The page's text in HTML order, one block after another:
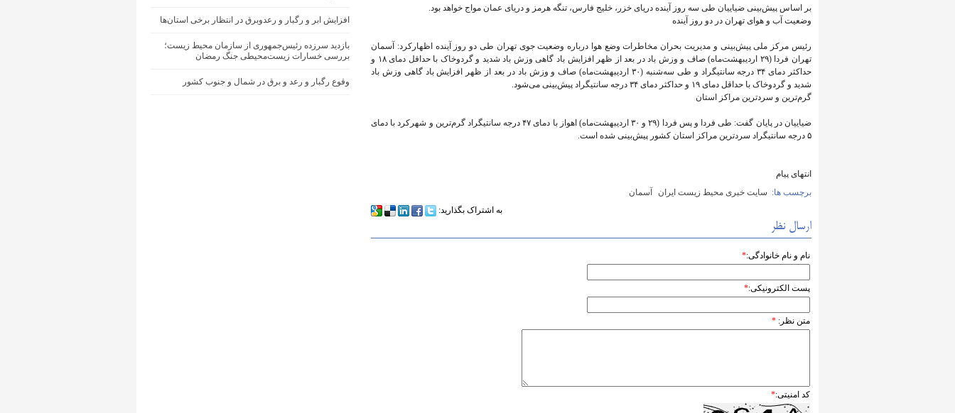
بر اساس پیش‌بینی ضیاییان طی سه روز آینده دریای خزر، خلیج فارس، تنگه هرمز و دریای عمان مواج خواهد بود.
وضعیت آب و هوای تهران در دو روز آینده
رئیس مرکز ملی پیش‌بینی و مدیریت بحران مخاطرات وضع هوا درباره وضعیت جوی تهران طی دو روز آینده اظهارکرد: آسمان
تهران فردا (۲۹ اردیبهشت‌ماه) صاف و وزش باد در بعد از ظهر افزایش باد گاهی وزش باد شدید و گردوخاک با حداقل دمای ۱۸ و
حداکثر دمای ۳۴ درجه سانتیگراد و طی ‌سه‌شنبه (۳۰ اردیبهشت‌ماه) صاف و وزش باد در بعد از ظهر افزایش باد گاهی وزش باد
شدید و گردوخاک با حداقل دمای ۱۹ و حداکثر دمای ۳۴ درجه سانتیگراد پیش‌بینی می‌شود.
گرم‌ترین و سردترین مراکز استان
ضیاییان در پایان گفت: طی فردا و پس فردا (۲۹ و ۳۰ اردیبهشت‌ماه) اهواز با دمای ۴۷ درجه سانتیگراد گرم‌ترین و شهرکرد با دمای
۵ درجه سانتیگراد سردترین مراکز استان‌ کشور پیش‌بینی شده است.
انتهای پیام
برچسب ها: سایت خبری محیط زیست ایران
آسمان
به اشتراک بگذارید:
ارسال نظر
نام و نام خانوادگی:*
پست الکترونیکی:*
متن نظر: *
کد امنیتی:*
افزایش ابر و رگبار و رعدوبرق در انتظار برخی استان‌ها
بازدید سرزده رئیس‌جمهوری از سازمان محیط‌ زیست؛
بررسی خسارات زیست‌محیطی جنگ رمضان
وقوع رگبار و رعد و برق در شمال و جنوب کشور